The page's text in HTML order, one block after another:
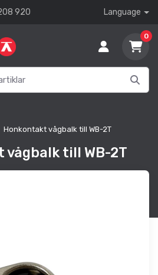
920 Language
0
Honkontakt vågbalk till WB-2T
vågbalk till WB-2T